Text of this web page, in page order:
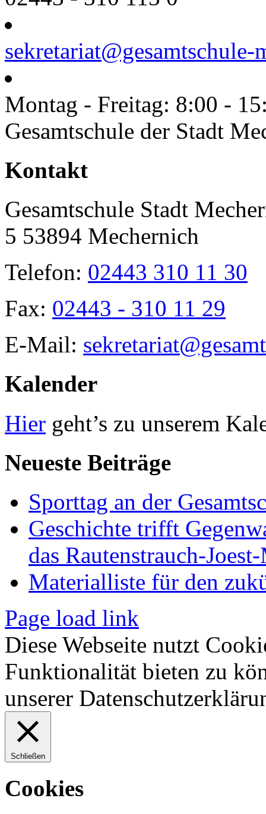
sekretariat@gesamtschule-
Montag - Freitag: 8:00 -
Gesamtschule der Stadt
Toggle
Sliding
Kontakt
Gesamtschule Stadt
5 53894 Mechernich
Telefon: 02443 310 11 30
Fax: 02443 - 310 11 29
E-Mail:
Kalender
Hier geht’s zu unserem
Neueste Beiträge
Sporttag an der
Geschichte trifft
das Rautenstrauch-
Materialliste für den
Page load link
Diese Webseite nutzt
Funktionalität bieten zu
unserer
Schließen
Cookies